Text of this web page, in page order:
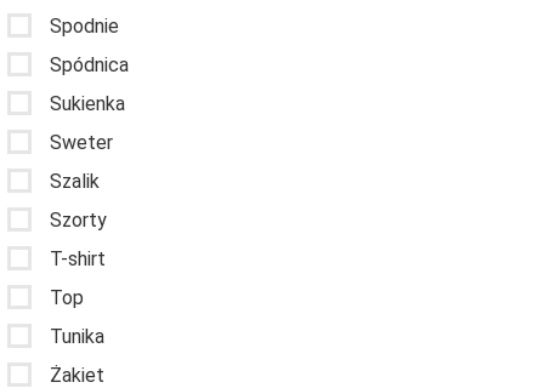
Spodnie
Spódnica
Sukienka
Sweter
Szalik
Szorty
T-shirt
Top
Tunika
Żakiet